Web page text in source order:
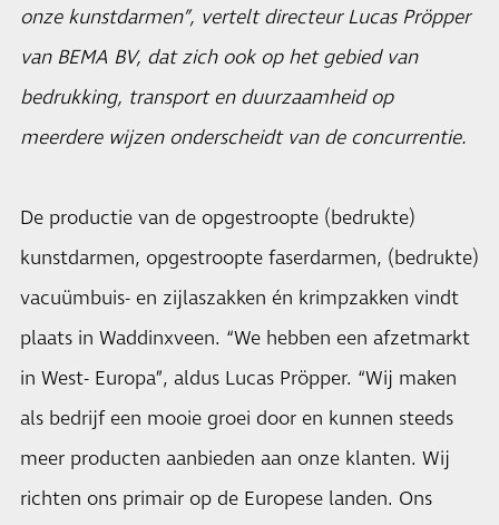
onze kunstdarmen”, vertelt directeur Lucas Pröpper
van BEMA BV, dat zich ook op het gebied van
bedrukking, transport en duurzaamheid op
meerdere wijzen onderscheidt van de concurrentie.
De productie van de opgestroopte (bedrukte)
kunstdarmen, opgestroopte faserdarmen, (bedrukte)
vacuümbuis- en zijlaszakken én krimpzakken vindt
plaats in Waddinxveen. “We hebben een afzetmarkt
in West- Europa”, aldus Lucas Pröpper. “Wij maken
als bedrijf een mooie groei door en kunnen steeds
meer producten aanbieden aan onze klanten. Wij
richten ons primair op de Europese landen. Ons